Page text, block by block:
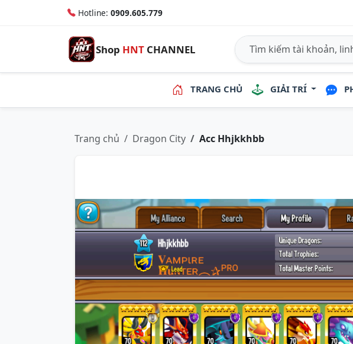
Hotline: 0909.605.779
Shop HNT CHANNEL
TRANG CHỦ GIẢI TRÍ
Trang chủ Dragon City Acc Hhjkkhbb